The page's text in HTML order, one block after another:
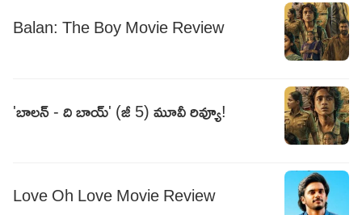
Balan: The Boy Movie Review
'బాలన్ - ది బాయ్' (జీ 5) మూవీ రివ్యూ!
Love Oh Love Movie Review